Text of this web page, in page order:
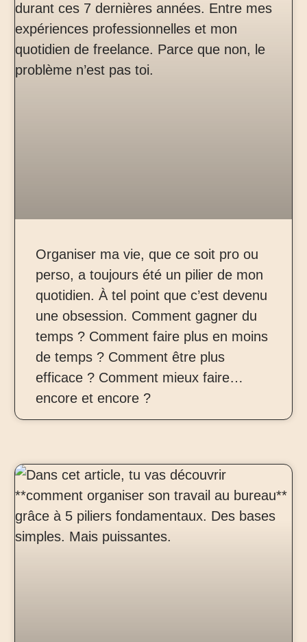
Organiser ma vie, que ce soit pro ou
perso, a toujours été un pilier de mon
quotidien. À tel point que c’est devenu
une obsession. Comment gagner du
temps ? Comment faire plus en moins
de temps ? Comment être plus
efficace ? Comment mieux faire…
encore et encore ?